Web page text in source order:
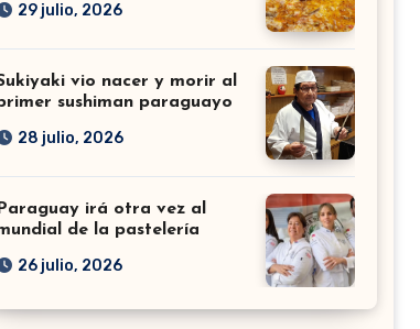
29 julio, 2026
vio nacer y morir al
sushiman paraguayo
28 julio, 2026
irá otra vez al
de la pastelería
26 julio, 2026